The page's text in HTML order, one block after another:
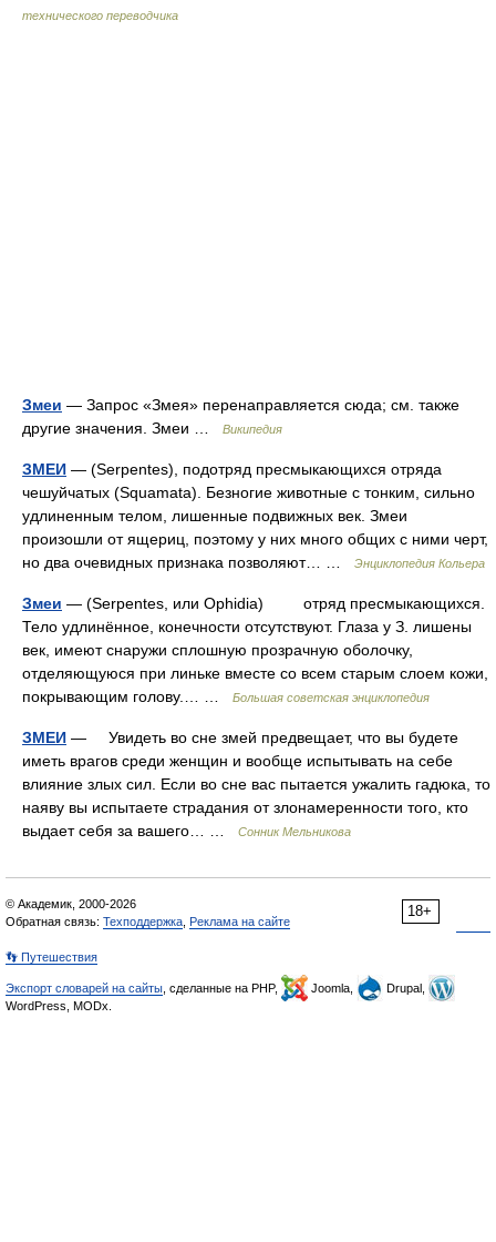
технического переводчика
Змеи — Запрос «Змея» перенаправляется сюда; см. также
другие значения. Змеи …
Википедия
ЗМЕИ — (Serpentes), подотряд пресмыкающихся отряда
чешуйчатых (Squamata). Безногие животные с тонким, сильно
удлиненным телом, лишенные подвижных век. Змеи
произошли от ящериц, поэтому у них много общих с ними черт,
но два очевидных признака позволяют… …
Энциклопедия Кольера
Змеи — (Serpentes, или Ophidia) отряд пресмыкающихся.
Тело удлинённое, конечности отсутствуют. Глаза у З. лишены
век, имеют снаружи сплошную прозрачную оболочку,
отделяющуюся при линьке вместе со всем старым слоем кожи,
покрывающим голову.… …
Большая советская энциклопедия
ЗМЕИ — Увидеть во сне змей предвещает, что вы будете
иметь врагов среди женщин и вообще испытывать на себе
влияние злых сил. Если во сне вас пытается ужалить гадюка, то
наяву вы испытаете страдания от злонамеренности того, кто
выдает себя за вашего… …
Сонник Мельникова
18+
© Академик, 2000-2026
Обратная связь: Техподдержка Реклама на сайте
👣 Путешествия
Экспорт словарей на сайты , сделанные на PHP, Joomla,
Drupal,
WordPress, MODx.